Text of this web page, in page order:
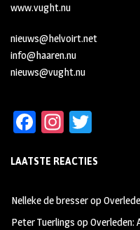
www.vught.nu
nieuws@helvoirt.net
info@haaren.nu
nieuws@vught.nu
Fa
b
oo
k
In
ag
m
tt
LAATSTE REACTIES
Nelleke de bresserop
Peter Tuerlings opOverleden: